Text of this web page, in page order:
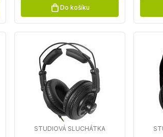
Do košíku
STUDIOVÁ SLUCHÁTKA